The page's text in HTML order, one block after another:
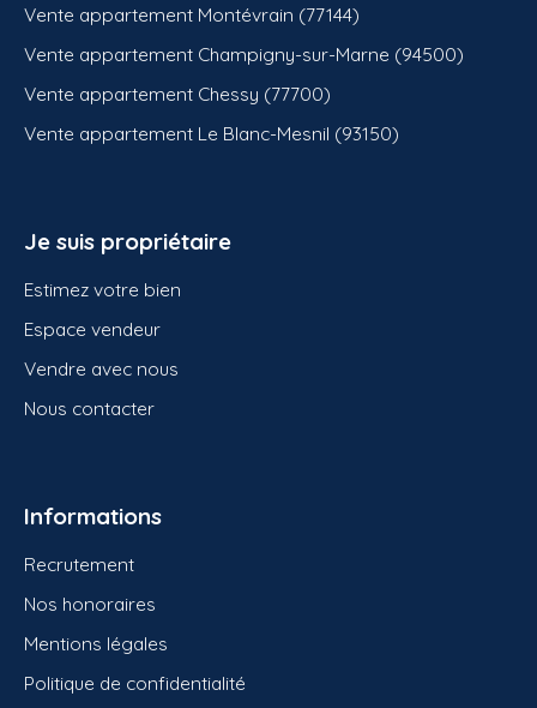
Vente appartement Montévrain (77144)
Vente appartement Champigny-sur-Marne (94500)
Vente appartement Chessy (77700)
Vente appartement Le Blanc-Mesnil (93150)
Je suis propriétaire
Estimez votre bien
Espace vendeur
Vendre avec nous
Nous contacter
Informations
Recrutement
Nos honoraires
Mentions légales
Politique de confidentialité